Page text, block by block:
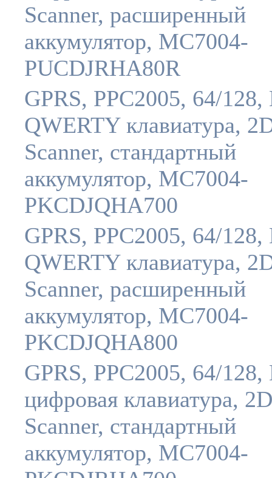
Scanner, расширенный
аккумулятор, MC7004-
PUCDJRHA80R
GPRS, PPC2005, 64/128,
QWERTY клавиатура,
Scanner, стандартный
аккумулятор, MC7004-
PKCDJQHA700
GPRS, PPC2005, 64/128,
QWERTY клавиатура,
Scanner, расширенный
аккумулятор, MC7004-
PKCDJQHA800
GPRS, PPC2005, 64/128,
цифровая клавиатура, 2D
Scanner, стандартный
аккумулятор, MC7004-